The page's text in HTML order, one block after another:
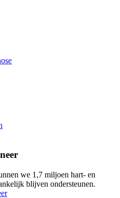
we 1,7 miljoen hart- en
blijven ondersteunen.